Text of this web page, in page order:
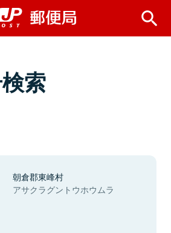
索
朝倉郡東峰村
アサクラグントウホウムラ